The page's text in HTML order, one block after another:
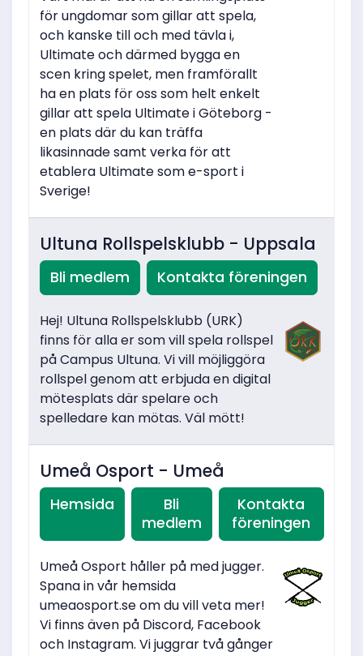
för ungdomar som gillar att spela,
och kanske till och med tävla i,
Ultimate och därmed bygga en
scen kring spelet, men framförallt
ha en plats för oss som helt enkelt
gillar att spela Ultimate i Göteborg -
en plats där du kan träffa
likasinnade samt verka för att
etablera Ultimate som e-sport i
Sverige!
Ultuna Rollspelsklubb - Uppsala
Bli medlem Kontakta föreningen
Hej! Ultuna Rollspelsklubb (URK)
finns för alla er som vill spela rollspel
på Campus Ultuna. Vi vill möjliggöra
rollspel genom att erbjuda en digital
mötesplats där spelare och
spelledare kan mötas. Väl mött!
Umeå Osport - Umeå
Hemsida
Bli
medlem
Kontakta
föreningen
Umeå Osport håller på med jugger.
Spana in vår hemsida
umeaosport.se om du vill veta mer!
Vi finns även på Discord, Facebook
och Instagram. Vi juggrar två gånger